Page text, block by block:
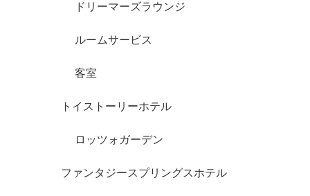
ドリーマーズラウンジ
ルームサービス
客室
トイストーリーホテル
ロッツォガーデン
ファンタジースプリングスホテル